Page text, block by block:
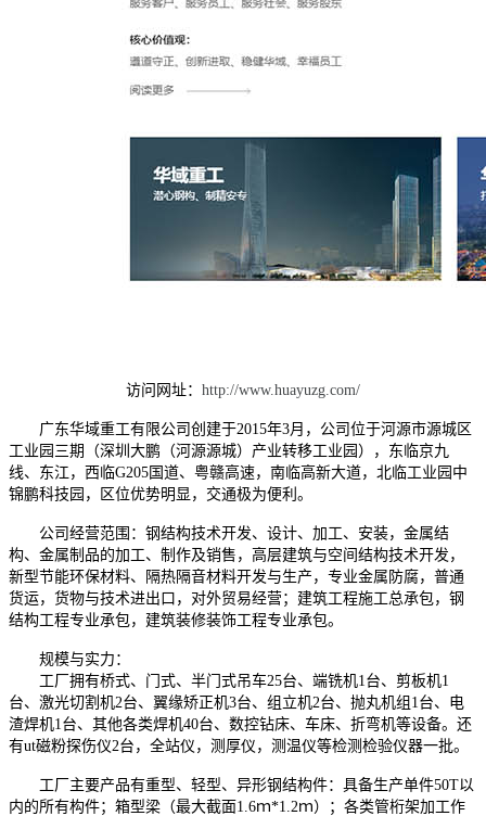
访问网址： http://www.huayuzg.com/
广东华域重工有限公司创建于2015年3月，公司位于河源市源城区
工业园三期（深圳大鹏（河源源城）产业转移工业园），东临京九
线、东江，西临G205国道、粤赣高速，南临高新大道，北临工业园中
锦鹏科技园，区位优势明显，交通极为便利。
公司经营范围：钢结构技术开发、设计、加工、安装，金属结
构、金属制品的加工、制作及销售，高层建筑与空间结构技术开发，
新型节能环保材料、隔热隔音材料开发与生产，专业金属防腐，普通
货运，货物与技术进出口，对外贸易经营；建筑工程施工总承包，钢
结构工程专业承包，建筑装修装饰工程专业承包。
规模与实力：
工厂拥有桥式、门式、半门式吊车25台、端铣机1台、剪板机1
台、激光切割机2台、翼缘矫正机3台、组立机2台、抛丸机组1台、电
渣焊机1台、其他各类焊机40台、数控钻床、车床、折弯机等设备。还
有ut磁粉探伤仪2台，全站仪，测厚仪，测温仪等检测检验仪器一批。
工厂主要产品有重型、轻型、异形钢结构件：具备生产单件50T以
内的所有构件；箱型梁（最大截面1.6ｍ*1.2ｍ）；各类管桁架加工作